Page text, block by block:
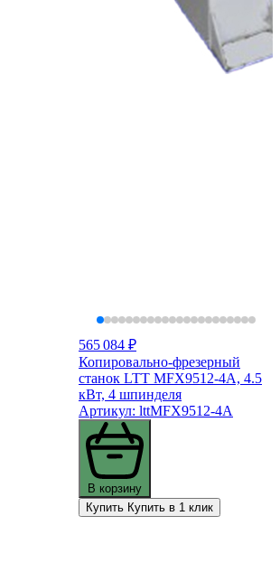
565 084 ₽
Копировально-фрезерный
станок LTT MFX9512-4A, 4.5
кВт, 4 шпинделя
Артикул: lttMFX9512-4A
В корзину
Купить Купить в 1 клик